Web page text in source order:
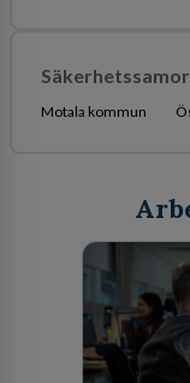
Motala kommun